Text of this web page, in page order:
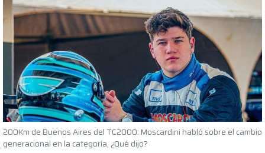
200Km de Buenos Aires del TC2000: Moscardini habló sobre el cambio
generacional en la categoría, ¿Qué dijo?